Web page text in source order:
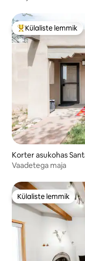
Külaliste suur lemmik
Külaliste lemmik
Korter asukohas
Vaadetega maja
Külaliste lemmik
Külaliste lemmik